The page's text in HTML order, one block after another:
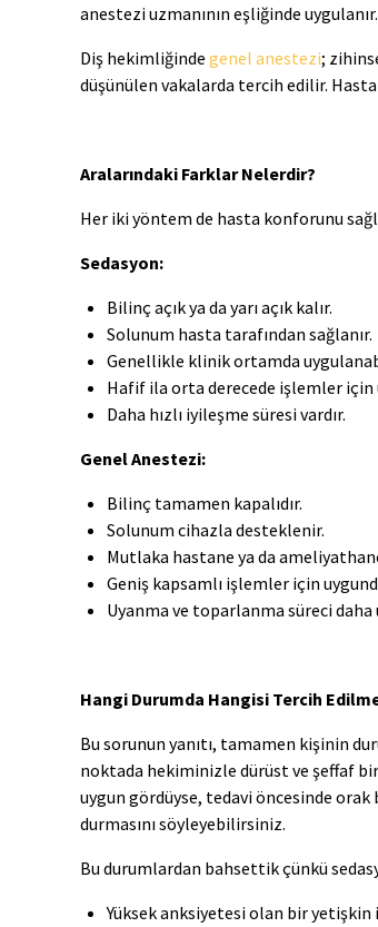
anestezi uzmanının eşliğinde uygulanır.
Diş hekimliğinde genel anestezi;
düşünülen vakalarda tercih edilir.
Aralarındaki Farklar Nelerdir?
Her iki yöntem de hasta konforunu
Sedasyon:
Bilinç açık ya da yarı açık kalır.
Solunum hasta tarafından sağlanır.
Genellikle klinik ortamda
Hafif ila orta derecede işlemler için
Daha hızlı iyileşme süresi vardır.
Genel Anestezi:
Bilinç tamamen kapalıdır.
Solunum cihazla desteklenir.
Mutlaka hastane ya da
Geniş kapsamlı işlemler için
Uyanma ve toparlanma süreci daha
Hangi Durumda Hangisi Tercih
Bu sorunun yanıtı, tamamen kişinin
noktada hekiminizle dürüst ve şeffaf
uygun gördüyse, tedavi öncesinde
durmasını söyleyebilirsiniz.
Bu durumlardan bahsettik çünkü
Yüksek anksiyetesi olan bir